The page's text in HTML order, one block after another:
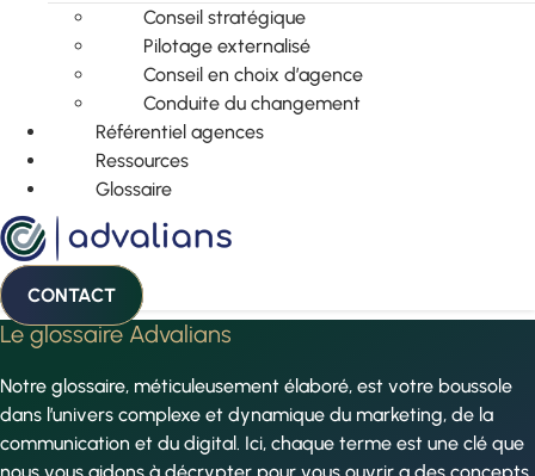
Conseil stratégique
Pilotage externalisé
Conseil en choix d’agence
Conduite du changement
Référentiel agences
Ressources
Glossaire
CONTACT
Le glossaire Advalians
Notre glossaire, méticuleusement élaboré, est votre boussole
dans l’univers complexe et dynamique du marketing, de la
communication et du digital. Ici, chaque terme est une clé que